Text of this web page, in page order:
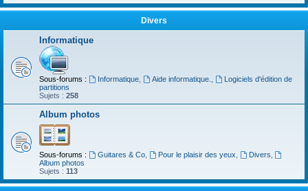
Divers
Informatique
Sous-forums : Informatique, Aide informatique.
Logiciels d'édition de
partitions
Sujets : 258
Album photos
Sous-forums : Guitares & Co, Pour le plaisir des yeux Divers
Album photos
Sujets : 113